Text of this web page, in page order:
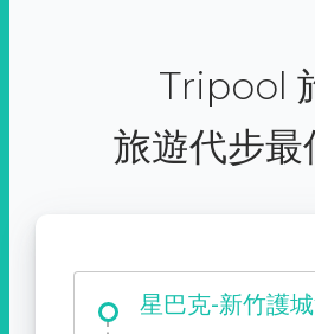
Tripool
旅遊代步最
星巴克-新竹護
大霸尖山登山口